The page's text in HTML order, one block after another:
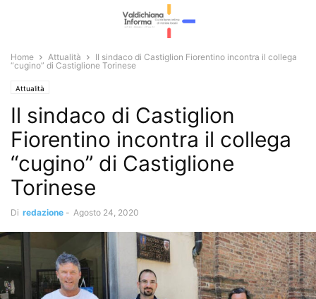
Home Attualità
Il sindaco di Castiglion Fiorentino incontra il collega
“cugino” di Castiglione Torinese
Attualità
Il sindaco di Castiglion
Fiorentino incontra il collega
“cugino” di Castiglione
Torinese
Di redazione - Agosto 24, 2020